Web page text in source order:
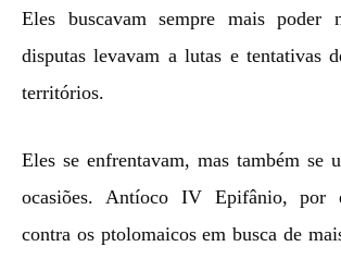
Eles buscavam sempre mais poder
disputas levavam a lutas e tentativas
territórios.
Eles se enfrentavam, mas também se
ocasiões. Antíoco IV Epifânio, por
contra os ptolomaicos em busca de